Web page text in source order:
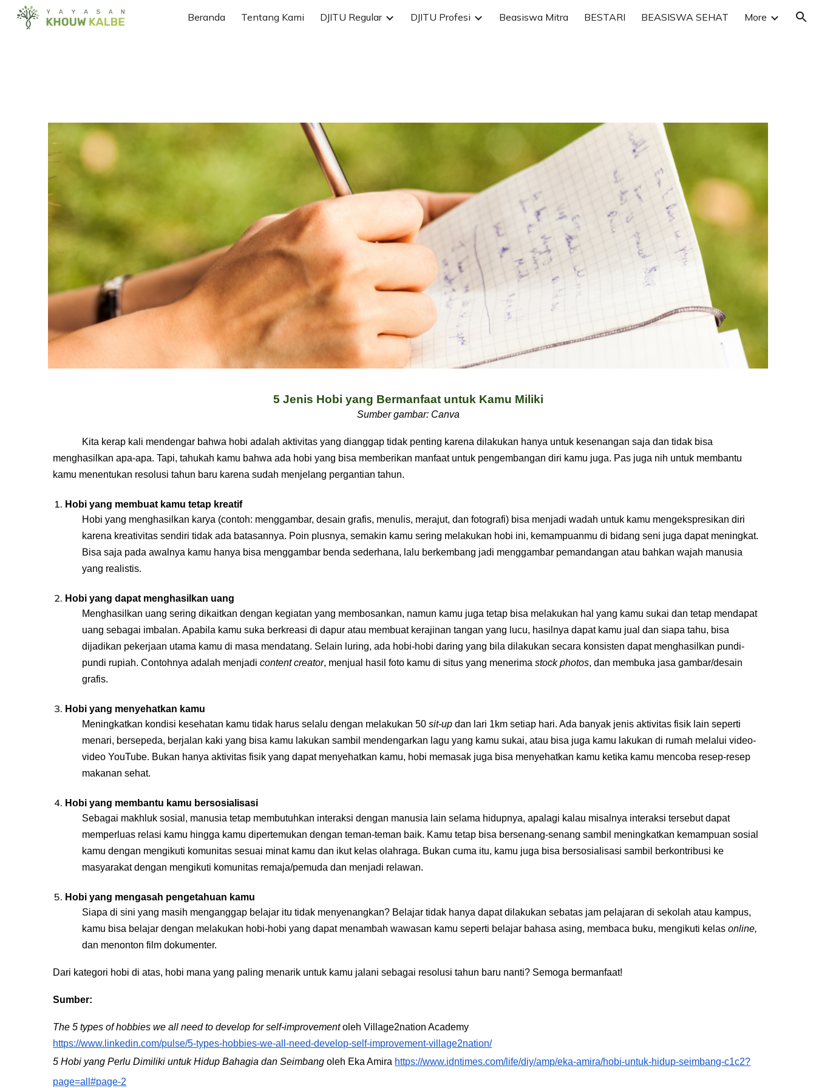
Skip to main content Skip to navigation
Beranda Tentang Kami DJITU Regular DJITU Profesi Beasiswa Mitra BESTARI BEASISWA SEHAT More
5 Jenis Hobi yang Bermanfaat untuk Kamu Miliki
Sumber gambar: Canva
Kita kerap kali mendengar bahwa hobi adalah aktivitas yang dianggap tidak penting karena dilakukan hanya untuk kesenangan saja dan tidak bisa
menghasilkan apa-apa. Tapi, tahukah kamu bahwa ada hobi yang bisa memberikan manfaat untuk pengembangan diri kamu juga. Pas juga nih untuk membantu
kamu menentukan resolusi tahun baru karena sudah menjelang pergantian tahun.
Hobi yang membuat kamu tetap kreatif
Hobi yang menghasilkan karya (contoh: menggambar, desain grafis, menulis, merajut, dan fotografi) bisa menjadi wadah untuk kamu mengekspresikan diri
karena kreativitas sendiri tidak ada batasannya. Poin plusnya, semakin kamu sering melakukan hobi ini, kemampuanmu di bidang seni juga dapat meningkat.
Bisa saja pada awalnya kamu hanya bisa menggambar benda sederhana, lalu berkembang jadi menggambar pemandangan atau bahkan wajah manusia
yang realistis.
Hobi yang dapat menghasilkan uang
Menghasilkan uang sering dikaitkan dengan kegiatan yang membosankan, namun kamu juga tetap bisa melakukan hal yang kamu sukai dan tetap mendapat
uang sebagai imbalan. Apabila kamu suka berkreasi di dapur atau membuat kerajinan tangan yang lucu, hasilnya dapat kamu jual dan siapa tahu, bisa
dijadikan pekerjaan utama kamu di masa mendatang. Selain luring, ada hobi-hobi daring yang bila dilakukan secara konsisten dapat menghasilkan pundi-
pundi rupiah. Contohnya adalah menjadicontent creator, menjual hasil foto kamu di situs yang menerimastock photos, dan membuka jasa gambar/desain
grafis.
Hobi yang menyehatkan kamu
Meningkatkan kondisi kesehatan kamu tidak harus selalu dengan melakukan 50sit-updan lari 1km setiap hari. Ada banyak jenis aktivitas fisik lain seperti
menari, bersepeda, berjalan kaki yang bisa kamu lakukan sambil mendengarkan lagu yang kamu sukai, atau bisa juga kamu lakukan di rumah melalui video-
video YouTube. Bukan hanya aktivitas fisik yang dapat menyehatkan kamu, hobi memasak juga bisa menyehatkan kamu ketika kamu mencoba resep-resep
makanan sehat.
Hobi yang membantu kamu bersosialisasi
Sebagai makhluk sosial, manusia tetap membutuhkan interaksi dengan manusia lain selama hidupnya, apalagi kalau misalnya interaksi tersebut dapat
memperluas relasi kamu hingga kamu dipertemukan dengan teman-teman baik. Kamu tetap bisa bersenang-senang sambil meningkatkan kemampuan sosial
kamu dengan mengikuti komunitas sesuai minat kamu dan ikut kelas olahraga. Bukan cuma itu, kamu juga bisa bersosialisasi sambil berkontribusi ke
masyarakat dengan mengikuti komunitas remaja/pemuda dan menjadi relawan.
Hobi yang mengasah pengetahuan kamu
Siapa di sini yang masih menganggap belajar itu tidak menyenangkan? Belajar tidak hanya dapat dilakukan sebatas jam pelajaran di sekolah atau kampus,
kamu bisa belajar dengan melakukan hobi-hobi yang dapat menambah wawasan kamu seperti belajar bahasa asing, membaca buku, mengikuti kelasonline,
dan menonton film dokumenter.
Dari kategori hobi di atas, hobi mana yang paling menarik untuk kamu jalani sebagai resolusi tahun baru nanti? Semoga bermanfaat!
Sumber:
The 5 types of hobbies we all need to develop for self-improvementoleh Village2nation Academy
https://www.linkedin.com/pulse/5-types-hobbies-we-all-need-develop-self-improvement-village2nation/
5 Hobi yang Perlu Dimiliki untuk Hidup Bahagia dan Seimbang oleh Eka Amira https://www.idntimes.com/life/diy/amp/eka-amira/hobi-untuk-hidup-seimbang-c1c2?
page=all#page-2